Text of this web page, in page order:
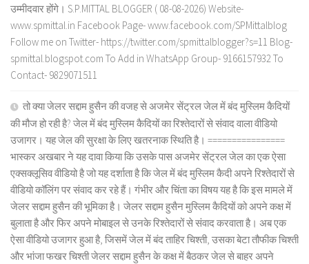
उम्मीदवार होंगे। S.P.MITTAL BLOGGER ( 08-08-2026) Website-
www.spmittal.in Facebook Page- www.facebook.com/SPMittalblog
Follow me on Twitter- https://twitter.com/spmittalblogger?s=11 Blog-
spmittal.blogspot.com To Add in WhatsApp Group- 9166157932 To
Contact- 9829071511
तो क्या जेलर सद्दाम हुसैन की वजह से अजमेर सेंट्रल जेल में बंद मुस्लिम कैदियों
की मौज हो रही है? जेल में बंद मुस्लिम कैदियों का रिश्तेदारों से संवाद वाला वीडियो
उजागर। यह जेल की सुरक्षा के लिए खतरनाक स्थिति है। ================
भास्कर अखबार ने यह दावा किया कि उसके पास अजमेर सेंट्रल जेल का एक ऐसा
एक्सक्लूसिव वीडियो है जो यह दर्शाता है कि जेल में बंद मुस्लिम कैदी अपने रिश्तेदारों से
वीडियो कॉलिंग पर संवाद कर रहे हैं। गंभीर और चिंता का विषय यह है कि इस मामले में
जेलर सद्दाम हुसैन की भूमिका है। जेलर सद्दाम हुसैन मुस्लिम कैदियों को अपने कक्ष में
बुलाता है और फिर अपने मोबाइल से उनके रिश्तेदारों से संवाद करवाता है। अब एक
ऐसा वीडियो उजागर हुआ है, जिसमें जेल में बंद ताहिर चिश्ती, उसका बेटा तौफीक चिश्ती
और भांजा फखर चिश्ती जेलर सद्दाम हुसैन के कक्ष में बैठकर जेल से बाहर अपने